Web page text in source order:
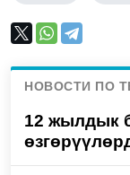
НОВОСТИ ПО
12 жылдык